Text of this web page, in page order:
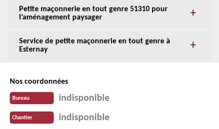
Petite maçonnerie en tout genre 51310 pour
l’aménagement paysager
Service de petite maçonnerie en tout genre à
Esternay
Nos coordonnées
Bureau indisponible
Chantier indisponible